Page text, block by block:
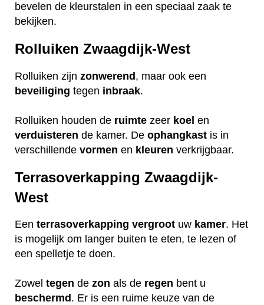
bevelen de kleurstalen in een speciaal zaak te
bekijken.
Rolluiken Zwaagdijk-West
Rolluiken zijn zonwerend, maar ook een
beveiliging tegen inbraak.
Rolluiken houden de ruimte zeer koel en
verduisteren de kamer. De ophangkast is in
verschillende vormen en kleuren verkrijgbaar.
Terrasoverkapping Zwaagdijk-
West
Een terrasoverkapping vergroot uw kamer. Het
is mogelijk om langer buiten te eten, te lezen of
een spelletje te doen.
Zowel tegen de zon als de regen bent u
beschermd . Er is een ruime keuze van de